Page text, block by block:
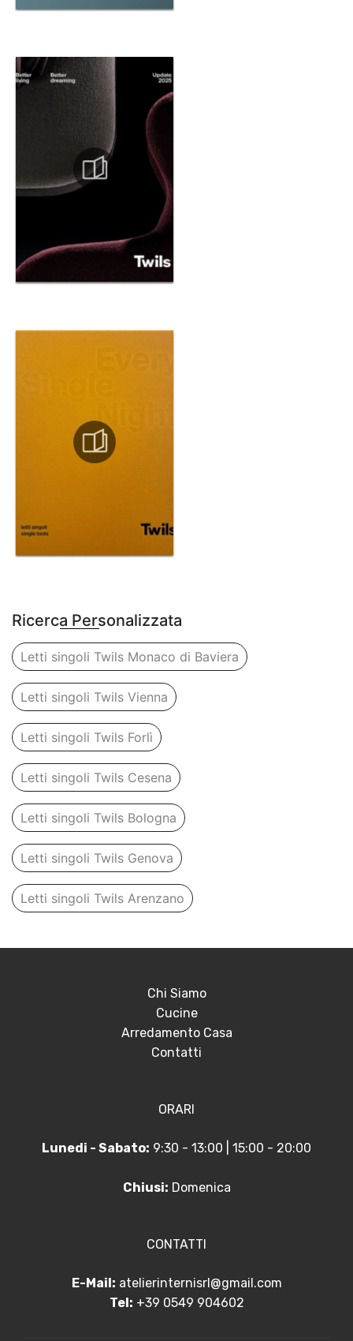
Ricerca Personalizzata
Letti singoli Twils Monaco di Baviera
Letti singoli Twils Vienna
Letti singoli Twils Forlì
Letti singoli Twils Cesena
Letti singoli Twils Bologna
Letti singoli Twils Genova
Letti singoli Twils Arenzano
Chi Siamo
Cucine
Arredamento Casa
Contatti
ORARI
Lunedi - Sabato: 9:30 - 13:00 | 15:00 - 20:00
Chiusi: Domenica
CONTATTI
E-Mail: atelierinternisrl@gmail.com
Tel: +39 0549 904602